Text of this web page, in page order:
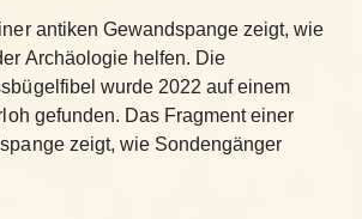
antiken Gewandspange zeigt, wie
Archäologie helfen. Die
wurde 2022 auf einem
gefunden. Das Fragment einer
zeigt, wie Sondengänger